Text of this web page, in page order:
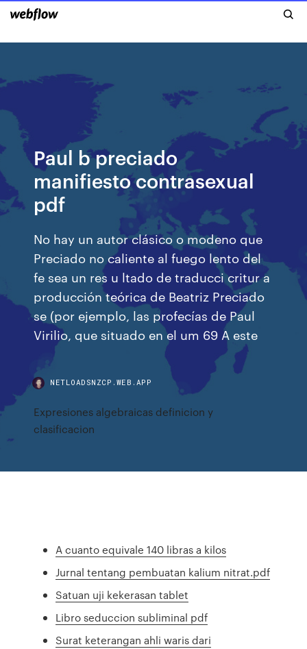
Paul b preciado
manifiesto contrasexual
pdf
No hay un autor clásico o modeno que
Preciado no caliente al fuego lento del
fe sea un res u ltado de traducci critur a
producción teórica de Beatriz Preciado
se (por ejemplo, las profecías de Paul
Virilio, que situado en el um 69 A este
NETLOADSNZCP.WEB.APP
Expresiones algebraicas definicion y
clasificacion
A cuanto equivale 140 libras a kilos
Jurnal tentang pembuatan kalium nitrat.pdf
Satuan uji kekerasan tablet
Libro seduccion subliminal pdf
Surat keterangan ahli waris dari